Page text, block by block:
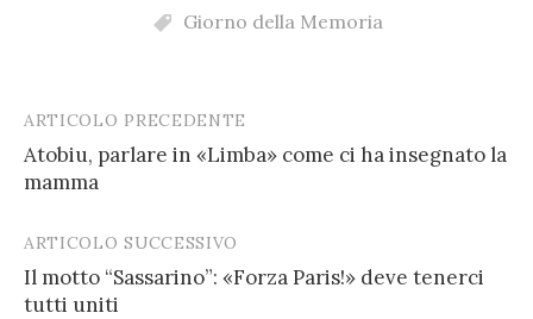
Giorno della Memoria
Post
navigation
ARTICOLO PRECEDENTE
Atobiu, parlare in «Limba» come ci ha insegnato la
mamma
ARTICOLO SUCCESSIVO
Il motto “Sassarino”: «Forza Paris!» deve tenerci
tutti uniti